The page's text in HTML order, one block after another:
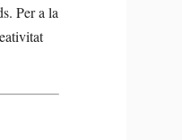
Per a la